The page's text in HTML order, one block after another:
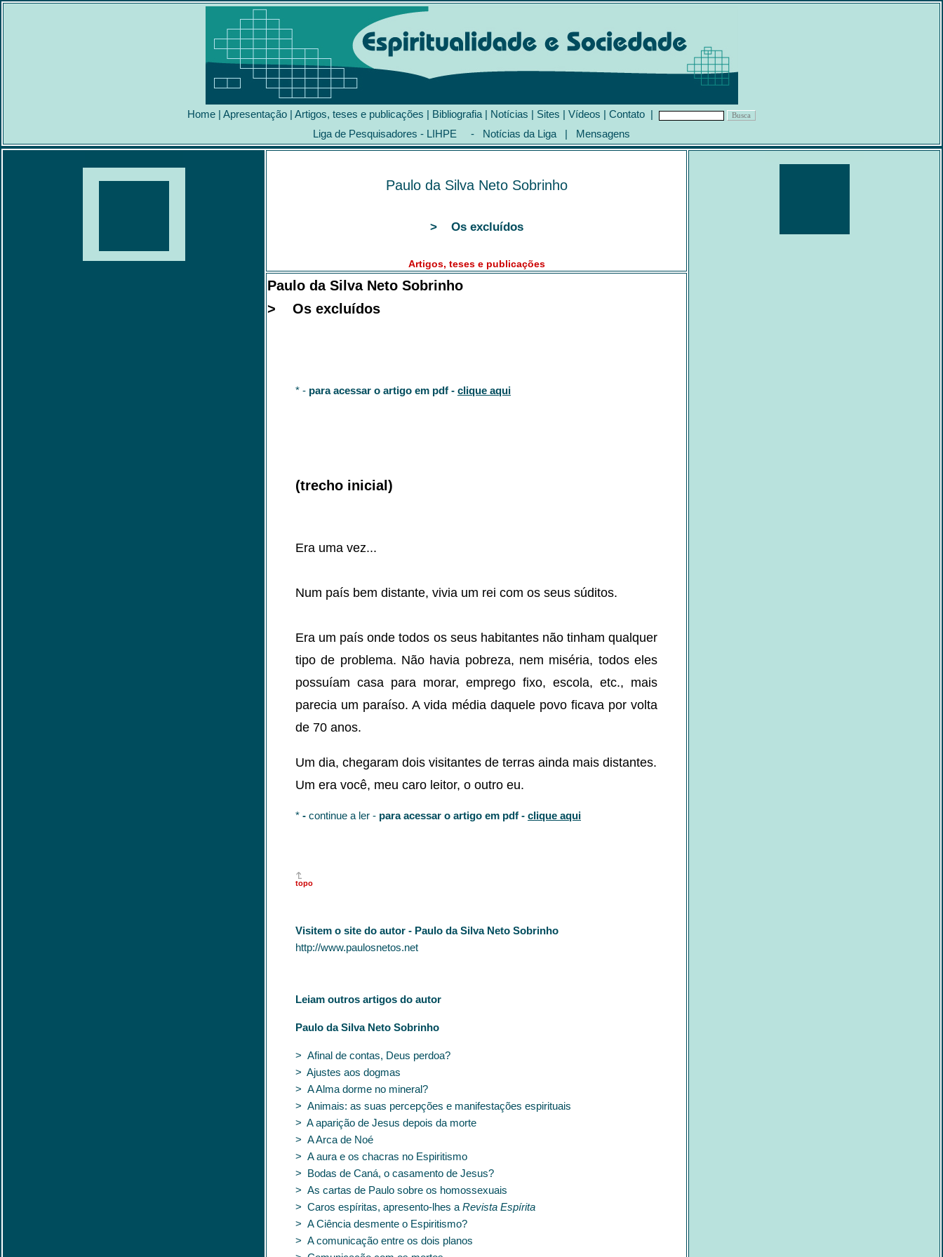
Home | Apresentação | Artigos, teses e publicações | Bibliografia | Notícias | Sites | Vídeos | Contato |
Liga de Pesquisadores - LIHPE - Notícias da Liga | Mensagens
Paulo da Silva Neto Sobrinho
> Os excluídos
Artigos, teses e publicações
Paulo da Silva Neto Sobrinho
> Os excluídos
* - para acessar o artigo em pdf - clique aqui
(trecho inicial)
Era uma vez...
Num país bem distante, vivia um rei com os seus súditos.
Era um país onde todos os seus habitantes não tinham qualquer
tipo de problema. Não havia pobreza, nem miséria, todos eles
possuíam casa para morar, emprego fixo, escola, etc., mais
parecia um paraíso. A vida média daquele povo ficava por volta
de 70 anos.
Um dia, chegaram dois visitantes de terras ainda mais distantes.
Um era você, meu caro leitor, o outro eu.
* - continue a ler - para acessar o artigo em pdf - clique aqui
topo
Visitem o site do autor - Paulo da Silva Neto Sobrinho
http://www.paulosnetos.net
Leiam outros artigos do autor
Paulo da Silva Neto Sobrinho
> Afinal de contas, Deus perdoa?
> Ajustes aos dogmas
> A Alma dorme no mineral?
> Animais: as suas percepções e manifestações espirituais
> A aparição de Jesus depois da morte
> A Arca de Noé
> A aura e os chacras no Espiritismo
> Bodas de Caná, o casamento de Jesus?
> As cartas de Paulo sobre os homossexuais
> Caros espíritas, apresento-lhes a Revista Espírita
> A Ciência desmente o Espiritismo?
> A comunicação entre os dois planos